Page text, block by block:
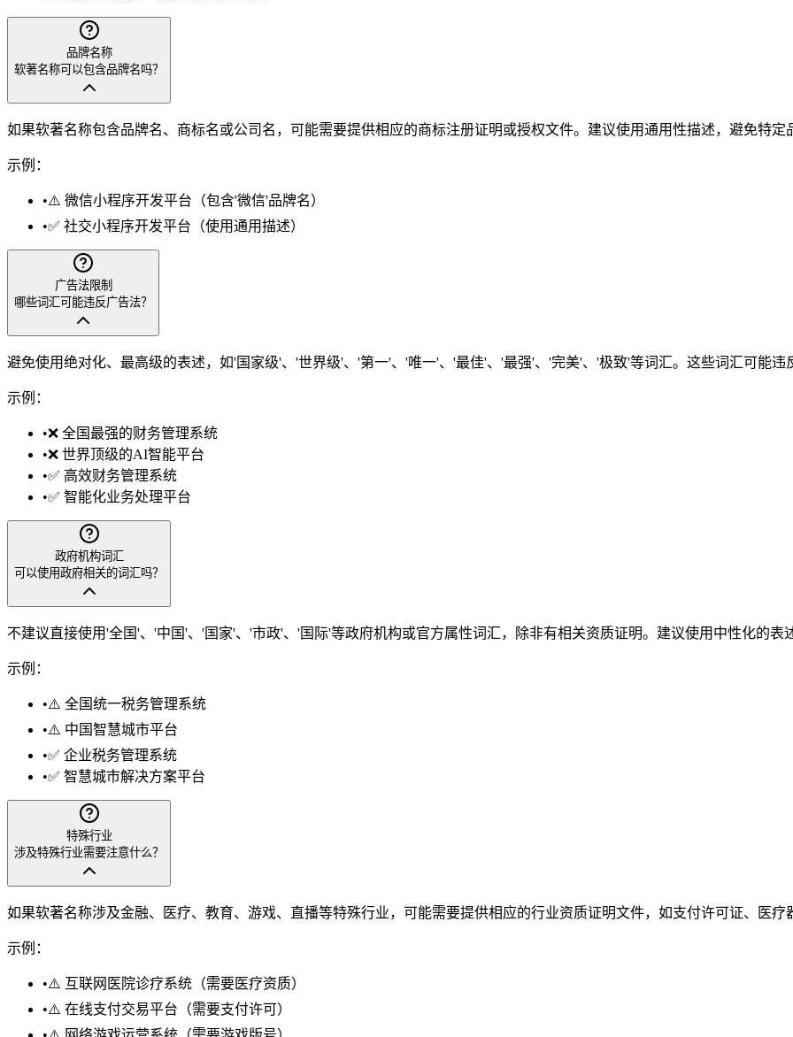
品牌名称
软著名称可以包含品牌名吗？
如果软著名称包含品牌名、商标名或公司名，可能需要提供相应的商标注册证明或授权文件。建议使用通用性描述，避免特定
示例：
•⚠️ 微信小程序开发平台（包含'微信'品牌名）
•✅ 社交小程序开发平台（使用通用描述）
广告法限制
哪些词汇可能违反广告法？
避免使用绝对化、最高级的表述，如'国家级'、'世界级'、'第一'、'唯一'、'最佳'、'最强'、'完美'、'极致'等词汇。这些词汇可能违
示例：
•❌ 全国最强的财务管理系统
•❌ 世界顶级的AI智能平台
•✅ 高效财务管理系统
•✅ 智能化业务处理平台
政府机构词汇
可以使用政府相关的词汇吗？
不建议直接使用'全国'、'中国'、'国家'、'市政'、'国际'等政府机构或官方属性词汇，除非有相关资质证明。建议使用中性化的表
示例：
•⚠️ 全国统一税务管理系统
•⚠️ 中国智慧城市平台
•✅ 企业税务管理系统
•✅ 智慧城市解决方案平台
特殊行业
涉及特殊行业需要注意什么？
如果软著名称涉及金融、医疗、教育、游戏、直播等特殊行业，可能需要提供相应的行业资质证明文件，如支付许可证、医疗
示例：
•⚠️ 互联网医院诊疗系统（需要医疗资质）
•⚠️ 在线支付交易平台（需要支付许可）